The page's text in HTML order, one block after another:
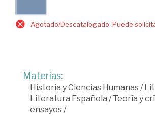
Agotado/Descatalogado. Puede
Materias:
Historia y Ciencias Humanas/
Literatura Española /Teoría y
ensayos/